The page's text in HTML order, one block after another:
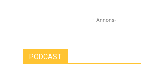
- Annons-
PODCAST